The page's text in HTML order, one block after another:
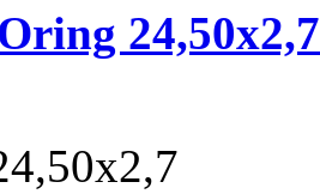
Oring 24,50x2,7